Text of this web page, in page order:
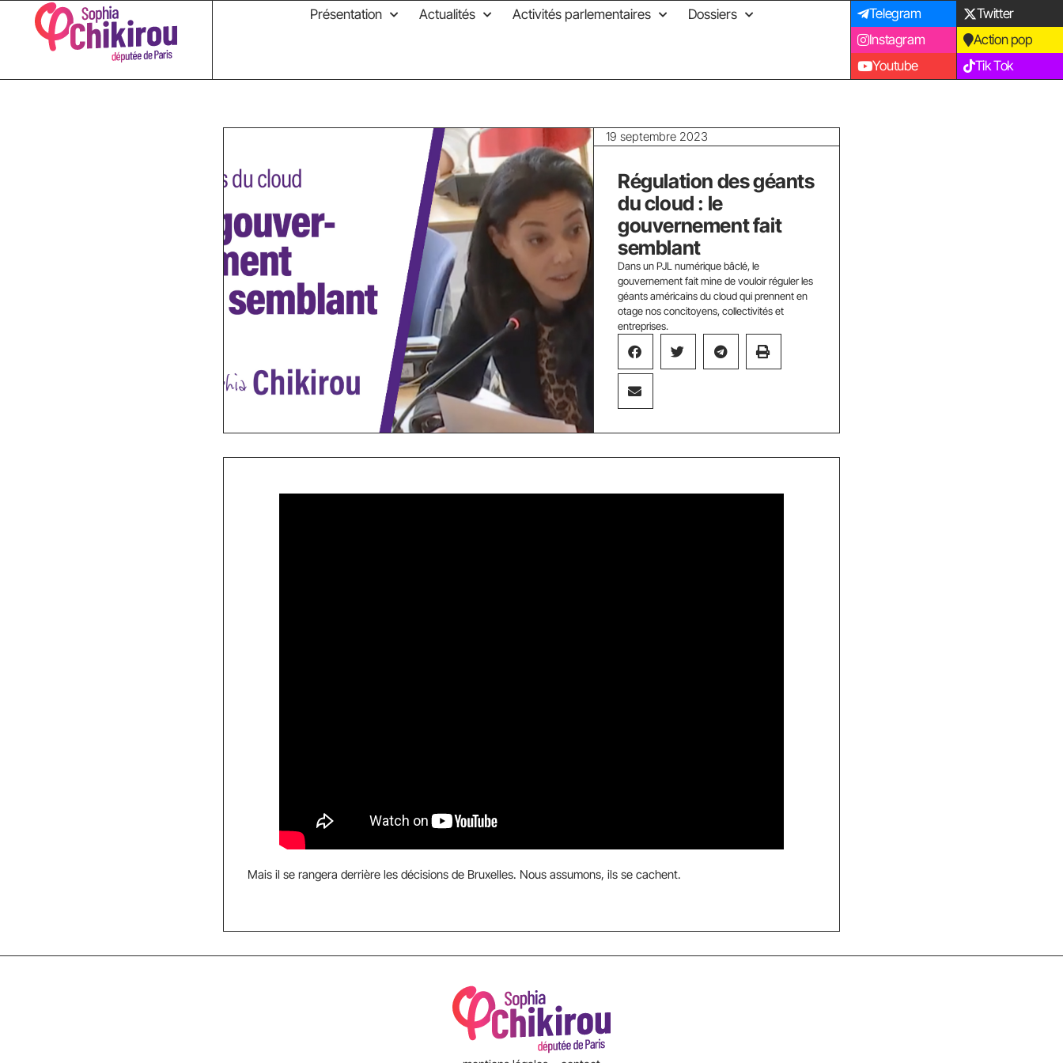
Présentation Actualités Activités parlementaires Dossiers
Telegram
Instagram
Youtube
Twitter
Action pop
Tik Tok
19 septembre 2023
Régulation des géants
du cloud : le
gouvernement fait
semblant
Dans un PJL numérique bâclé, le
gouvernement fait mine de vouloir réguler les
géants américains du cloud qui prennent en
otage nos concitoyens, collectivités et
entreprises.
Mais il se rangera derrière les décisions de Bruxelles. Nous assumons, ils se cachent.